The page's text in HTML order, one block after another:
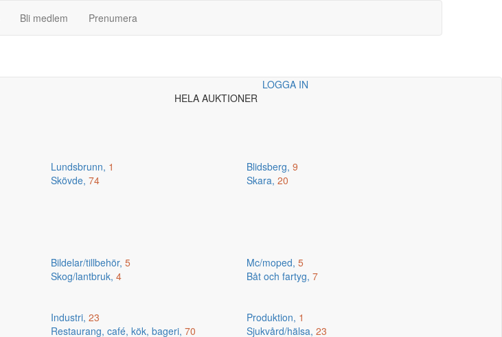
Bli medlem Prenumera
LOGGA IN
HELA AUKTIONER
Lundsbrunn, 1 Blidsberg, 9
Skövde, 74 Skara, 20
Bildelar/tillbehör, 5 Mc/moped, 5
Skog/lantbruk, 4 Båt och fartyg, 7
Industri, 23 Produktion, 1
Restaurang, café, kök, bageri, 70 Sjukvård/hälsa, 23